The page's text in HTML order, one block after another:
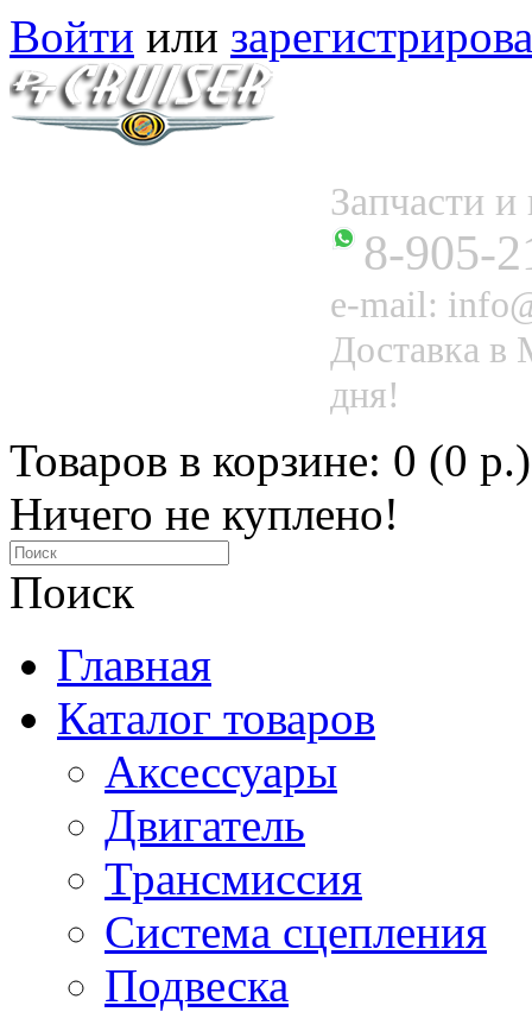
Войти или
Запчасти
8-905-
e-mail:
Доставка в
дня!
Товаров в корзине: 0 (0 р.)
Ничего не куплено!
Поиск
Главная
Каталог товаров
Аксессуары
Двигатель
Трансмиссия
Система сцепления
Подвеска